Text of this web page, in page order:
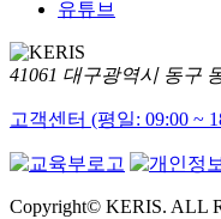
유튜브
41061 대구광역시 동구
고객센터 (평일: 09:00 ~
Copyright© KERIS. ALL